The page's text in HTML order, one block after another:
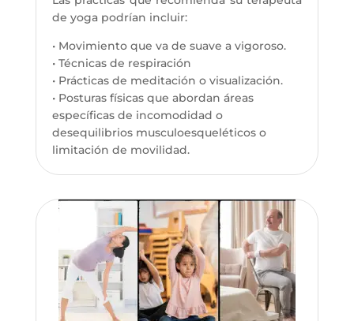
de yoga podrían incluir:
• Movimiento que va de suave a vigoroso.
• Técnicas de respiración
• Prácticas de meditación o visualización.
• Posturas físicas que abordan áreas
específicas de incomodidad o
desequilibrios musculoesqueléticos o
limitación de movilidad.